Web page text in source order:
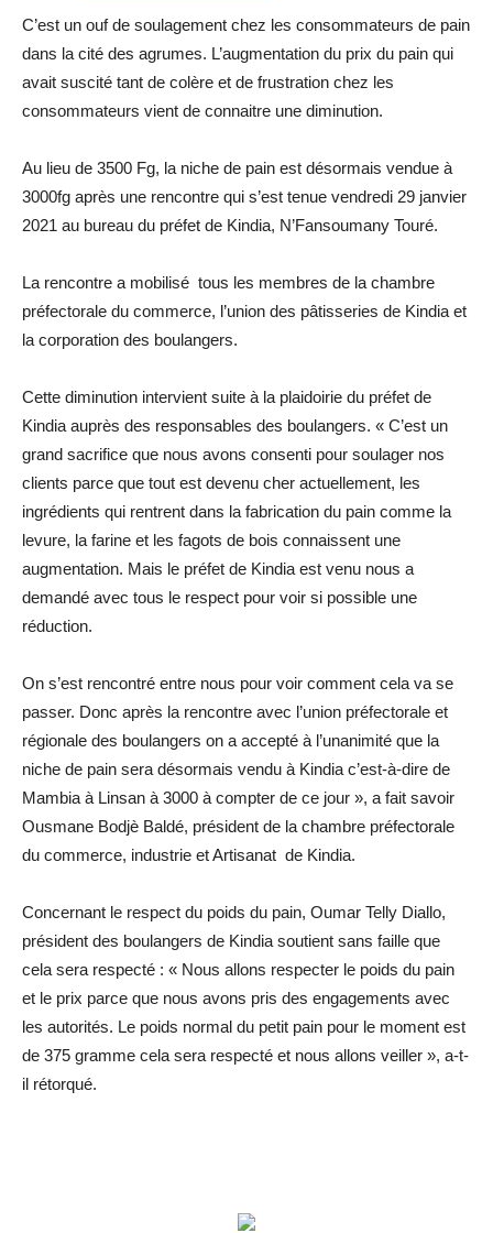
C’est un ouf de soulagement chez les consommateurs de pain
dans la cité des agrumes. L’augmentation du prix du pain qui
avait suscité tant de colère et de frustration chez les
consommateurs vient de connaitre une diminution.
Au lieu de 3500 Fg, la niche de pain est désormais vendue à
3000fg après une rencontre qui s’est tenue vendredi 29 janvier
2021 au bureau du préfet de Kindia, N’Fansoumany Touré.
La rencontre a mobilisé tous les membres de la chambre
préfectorale du commerce, l’union des pâtisseries de Kindia et
la corporation des boulangers.
Cette diminution intervient suite à la plaidoirie du préfet de
Kindia auprès des responsables des boulangers. « C’est un
grand sacrifice que nous avons consenti pour soulager nos
clients parce que tout est devenu cher actuellement, les
ingrédients qui rentrent dans la fabrication du pain comme la
levure, la farine et les fagots de bois connaissent une
augmentation. Mais le préfet de Kindia est venu nous a
demandé avec tous le respect pour voir si possible une
réduction.
On s’est rencontré entre nous pour voir comment cela va se
passer. Donc après la rencontre avec l’union préfectorale et
régionale des boulangers on a accepté à l’unanimité que la
niche de pain sera désormais vendu à Kindia c’est-à-dire de
Mambia à Linsan à 3000 à compter de ce jour », a fait savoir
Ousmane Bodjè Baldé, président de la chambre préfectorale
du commerce, industrie et Artisanat de Kindia.
Concernant le respect du poids du pain, Oumar Telly Diallo,
président des boulangers de Kindia soutient sans faille que
cela sera respecté : « Nous allons respecter le poids du pain
et le prix parce que nous avons pris des engagements avec
les autorités. Le poids normal du petit pain pour le moment est
de 375 gramme cela sera respecté et nous allons veiller », a-t-
il rétorqué.